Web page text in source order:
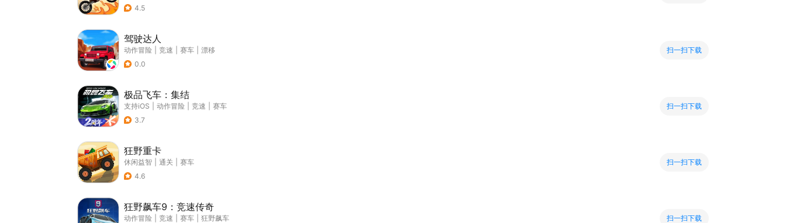
4.5
驾驶达人
动作冒险 竞速 赛车
漂移
0.0
扫一扫下载
极品飞车：集结
支持iOS 动作冒险 竞速
赛车
3.7
扫一扫下载
狂野重卡
休闲益智 通关
赛车
4.6
扫一扫下载
狂野飙车9：竞速传奇
动作冒险 竞速 赛车
狂野飙车
扫一扫下载